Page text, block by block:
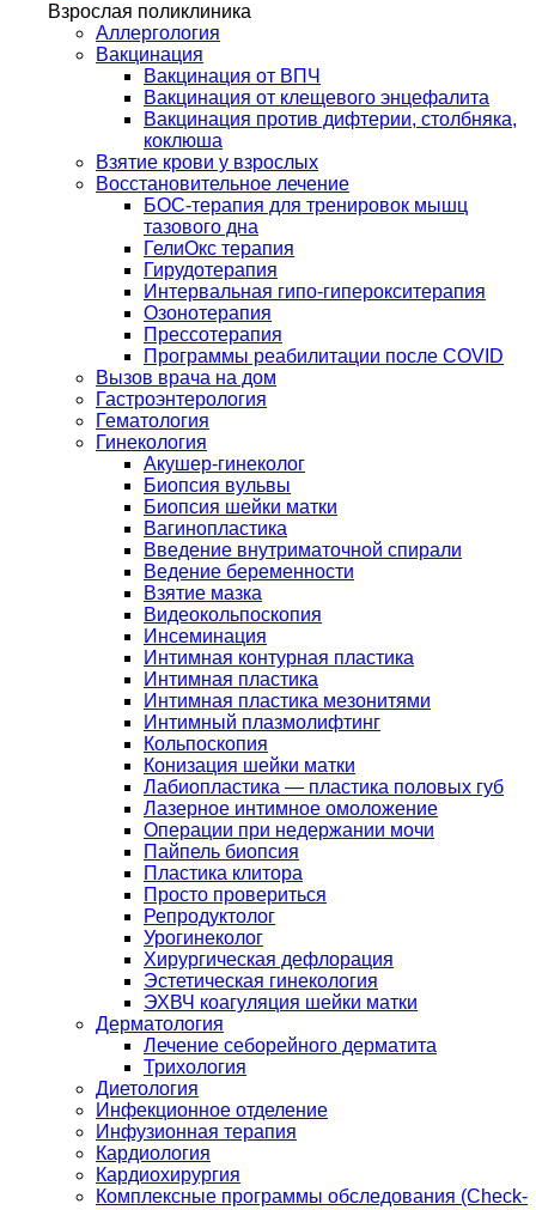
Взрослая поликлиника
Аллергология
Вакцинация
Вакцинация от ВПЧ
Вакцинация от клещевого энцефалита
Вакцинация против дифтерии, столбняка,
коклюша
Взятие крови у взрослых
Восстановительное лечение
БОС-терапия для тренировок мышц
тазового дна
ГелиОкс терапия
Гирудотерапия
Интервальная гипо-гиперокситерапия
Озонотерапия
Прессотерапия
Программы реабилитации после СOVID
Вызов врача на дом
Гастроэнтерология
Гематология
Гинекология
Акушер-гинеколог
Биопсия вульвы
Биопсия шейки матки
Вагинопластика
Введение внутриматочной спирали
Ведение беременности
Взятие мазка
Видеокольпоскопия
Инсеминация
Интимная контурная пластика
Интимная пластика
Интимная пластика мезонитями
Интимный плазмолифтинг
Кольпоскопия
Конизация шейки матки
Лабиопластика — пластика половых губ
Лазерное интимное омоложение
Операции при недержании мочи
Пайпель биопсия
Пластика клитора
Просто провериться
Репродуктолог
Урогинеколог
Хирургическая дефлорация
Эстетическая гинекология
ЭХВЧ коагуляция шейки матки
Дерматология
Лечение себорейного дерматита
Трихология
Диетология
Инфекционное отделение
Инфузионная терапия
Кардиология
Кардиохирургия
Комплексные программы обследования (Check-